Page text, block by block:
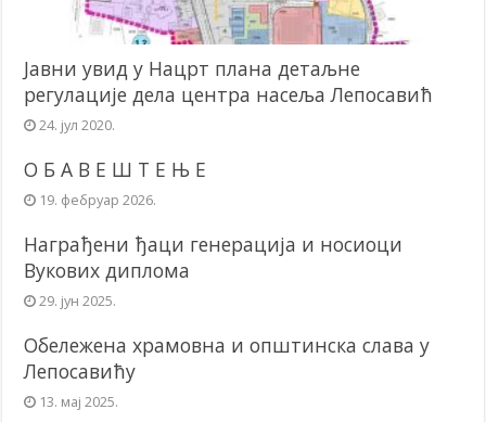
Јавни увид у Нацрт плана детаљне
регулације дела центра насеља Лепосавић
24. јул 2020.
О Б А В Е Ш Т Е Њ Е
19. фебруар 2026.
Награђени ђаци генерација и носиоци
Вукових диплома
29. јун 2025.
Обележена храмовна и општинска слава у
Лепосавићу
13. мај 2025.